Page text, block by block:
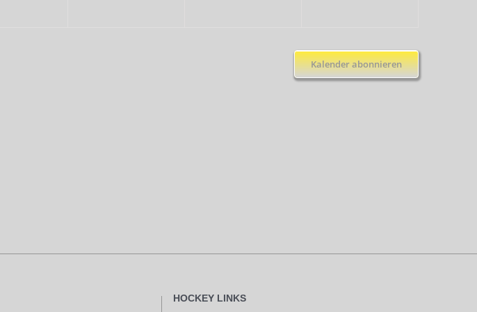
Kalender abonnieren
HOCKEY LINKS